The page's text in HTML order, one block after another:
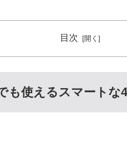
目次
も使えるスマートな